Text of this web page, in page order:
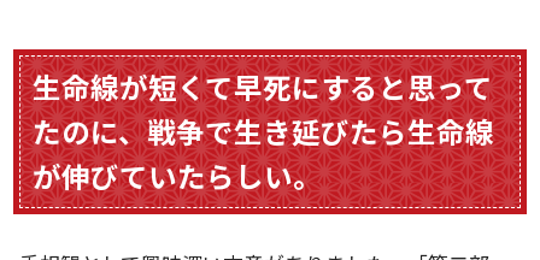
生命線が短くて早死にすると思って
たのに、戦争で生き延びたら生命線
が伸びていたらしい。